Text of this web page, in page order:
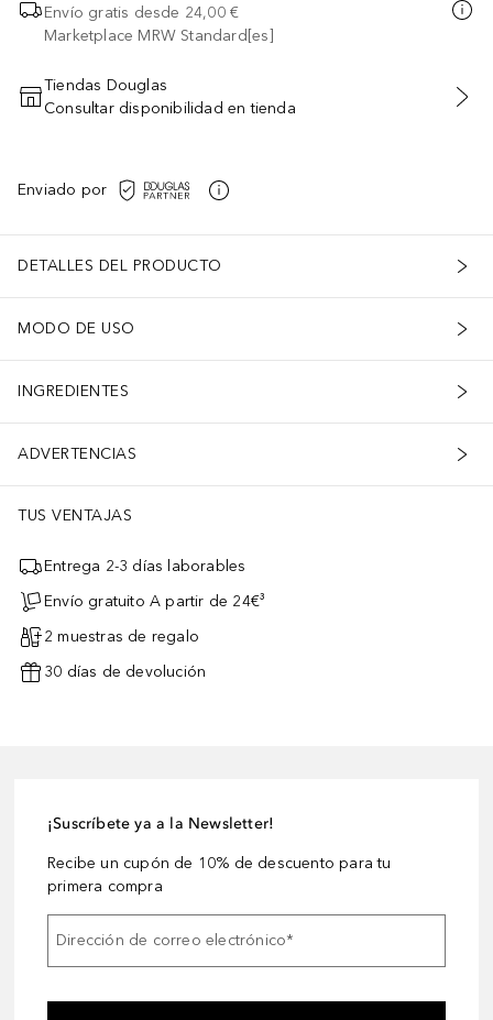
Envío gratis desde 24,00 €
Marketplace MRW Standard[es]
AÑADIR AL CARRITO
Tiendas Douglas
Consultar disponibilidad en tienda
Enviado por
DETALLES DEL PRODUCTO
MODO DE USO
INGREDIENTES
ADVERTENCIAS
TUS VENTAJAS
Entrega 2-3 días laborables
Envío gratuito A partir de 24€³
2 muestras de regalo
30 días de devolución
¡Suscríbete ya a la Newsletter!
Recibe un cupón de 10% de descuento para tu
primera compra
Dirección de correo electrónico*